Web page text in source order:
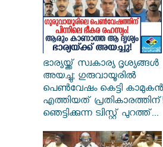
ഭാര്യയ്ക്ക് സ്വകാര്യ ദൃശ്യങ്ങൾ
അയച്ചു; ഗുരുവായൂരിൽ
പെൺവേഷം കെട്ടി കാമുകൻ
എത്തിയത്
ഞെട്ടിക്കുന്ന ട്വിസ്റ്റ് പുറത്ത്...